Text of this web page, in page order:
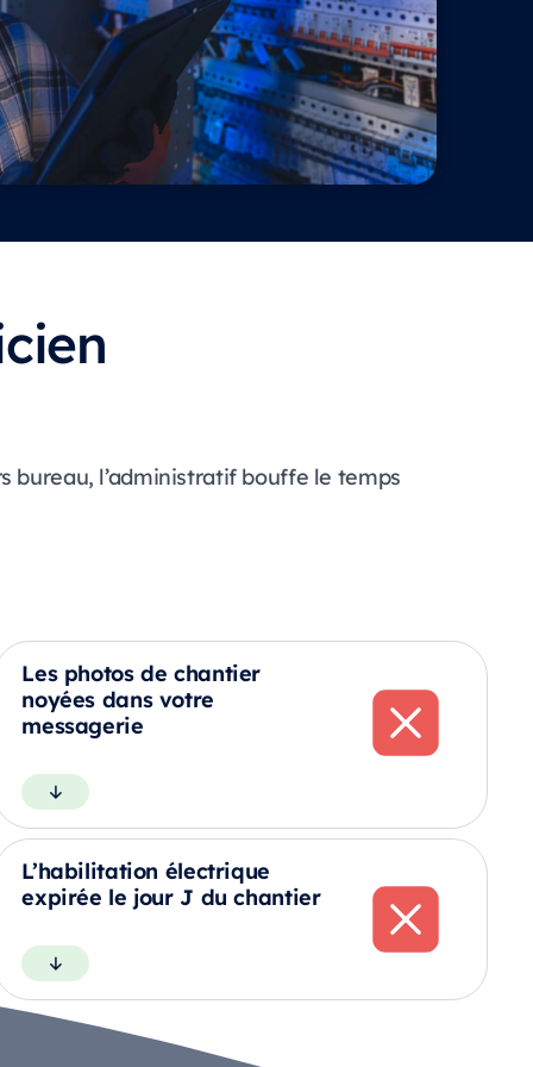
bureau, l’administratif bouffe le temps
Les photos de chantier
noyées dans votre
messagerie
L’habilitation électrique
expirée le jour J du chantier